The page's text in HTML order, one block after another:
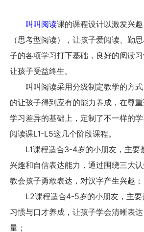
叫叫阅读课的课程设计以激发兴
（思考型阅读），让孩子爱阅读、勤
子的各项学习打下基础，良好的阅读
让孩子受益终生。
叫叫阅读采用分级制定教学的方式
的让孩子得到应有的能力养成，在尊
学习差异的基础上，定制了不一样的
阅读课L1-L5这几个阶段课程。
L1课程适合3-4岁的小朋友，主要
兴趣和自信表达能力，通过围绕三大
教会孩子勇敢表达，对汉字产生兴趣；
L2课程适合4-5岁的小朋友，主要
习惯与口才养成，让孩子学会清晰表
量；